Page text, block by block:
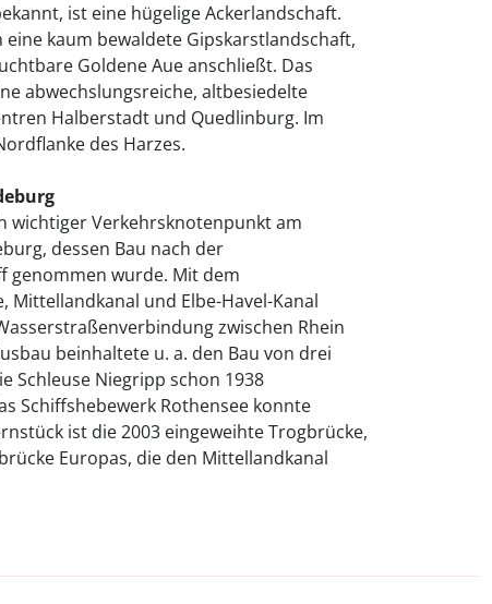
ist eine hügelige Ackerlandschaft.
kaum bewaldete Gipskarstlandschaft,
Goldene Aue anschließt. Das
abwechslungsreiche, altbesiedelte
Halberstadt und Quedlinburg. Im
des Harzes.
wichtiger Verkehrsknotenpunkt am
dessen Bau nach der
genommen wurde. Mit dem
Mittellandkanal und Elbe-Havel-Kanal
zwischen Rhein
beinhaltete u. a. den Bau von drei
Schleuse Niegripp schon 1938
Schiffshebewerk Rothensee konnte
ist die 2003 eingeweihte Trogbrücke,
Europas, die den Mittellandkanal